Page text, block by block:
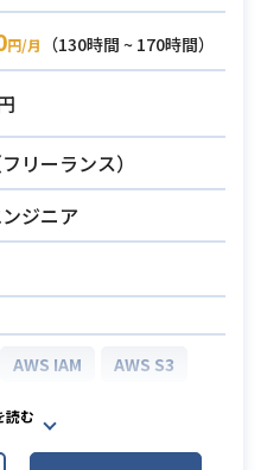
ソース払い出し（DWH/
）
ムの問合せ/トラブルシ
ス操作オペレーション
エリ実施対応
EC2/Workspace/ECS/
アル作成
/業務改善活動
構築経験
Serverなどのデータ
円/月
（130時間 ~ 170時間）
リーランス）
ジニア
AWS IAM
AWS S3